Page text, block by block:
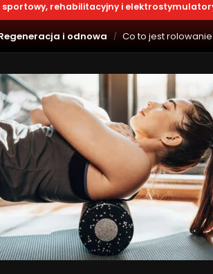
sportowy, rehabilitacyjny i
i odnowa / Co to jest